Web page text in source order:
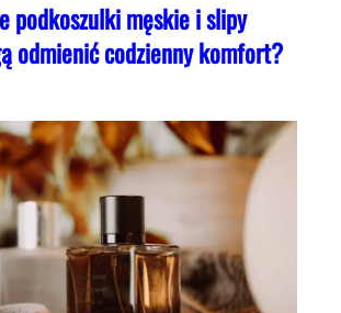
podkoszulki męskie i slipy
odmienić codzienny komfort?